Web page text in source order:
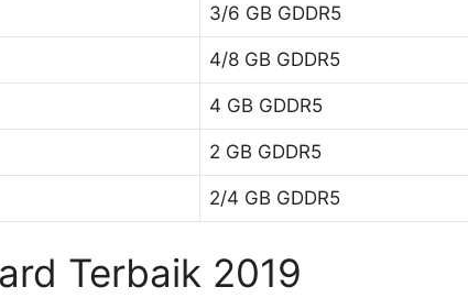
3/6 GB GDDR5
4/8 GB GDDR5
4 GB GDDR5
2 GB GDDR5
2/4 GB GDDR5
Terbaik 2019